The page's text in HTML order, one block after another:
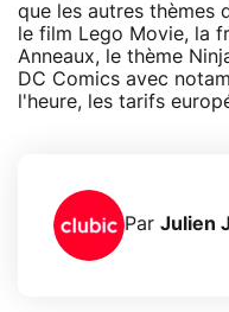
que les autres thèmes
le film Lego Movie, la
Anneaux, le thème
DC Comics avec
l'heure, les tarifs
Par Julien